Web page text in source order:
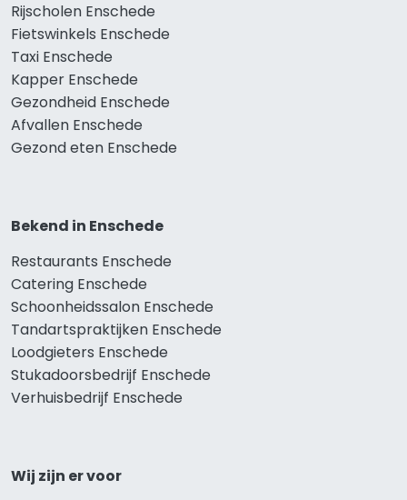
Rijscholen Enschede
Fietswinkels Enschede
Taxi Enschede
Kapper Enschede
Gezondheid Enschede
Afvallen Enschede
Gezond eten Enschede
Bekend in Enschede
Restaurants Enschede
Catering Enschede
Schoonheidssalon Enschede
Tandartspraktijken Enschede
Loodgieters Enschede
Stukadoorsbedrijf Enschede
Verhuisbedrijf Enschede
Wij zijn er voor